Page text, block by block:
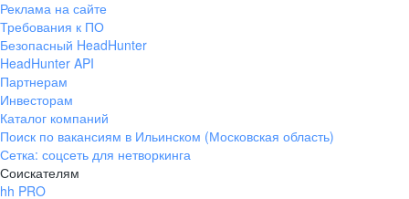
Реклама на сайте
Требования к ПО
Безопасный HeadHunter
HeadHunter API
Партнерам
Инвесторам
Каталог компаний
Поиск по вакансиям в Ильинском (Московская область)
Сетка: соцсеть для нетворкинга
Соискателям
hh PRO